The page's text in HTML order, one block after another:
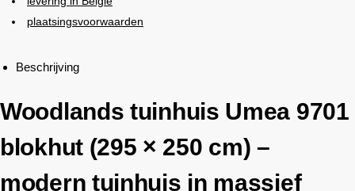
plaatsingsvoorwaarden
Beschrijving
Woodlands tuinhuis Umea 9701
blokhut (295 × 250 cm) –
modern tuinhuis in massief